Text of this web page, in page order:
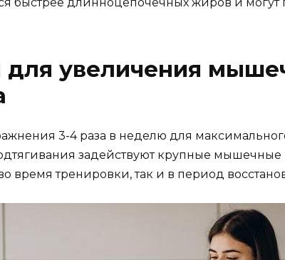
для увеличения
3-4 раза в неделю для
задействуют крупные мышечные
время тренировки, так и в период